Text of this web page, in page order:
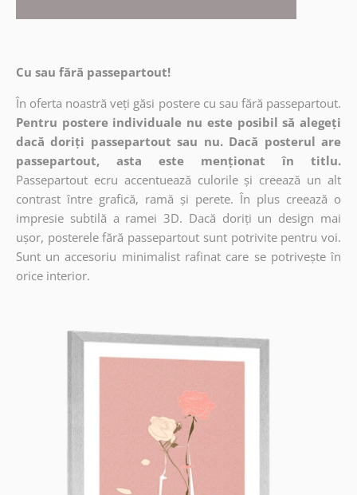
Cu sau fără passepartout!
În oferta noastră veți găsi postere cu sau fără passepartout.
Pentru postere individuale nu este posibil să alegeți
dacă doriți passepartout sau nu. Dacă posterul are
passepartout, asta este menționat în titlu.
Passepartout ecru accentuează culorile și creează un alt
contrast între grafică, ramă și perete. În plus creează o
impresie subtilă a ramei 3D. Dacă doriți un design mai
ușor, posterele fără passepartout sunt potrivite pentru voi.
Sunt un accesoriu minimalist rafinat care se potrivește în
orice interior.